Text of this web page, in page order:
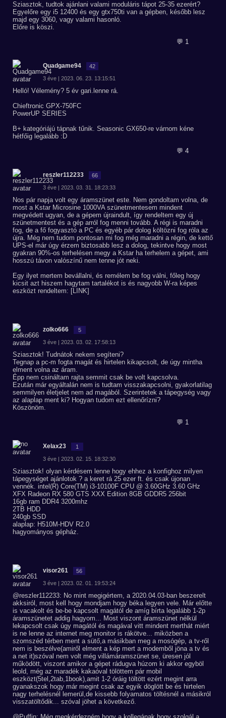
Sziasztok, tudtok ajánlani valami moduláris tápot 25-35 ezerért?
Egyelőre egy i5 12400 és egy gtx750ti van a gépben, később lesz
majd egy 3060, vagy valami hasonló.
Előre is köszi.
💬 1
Quadgame94 42
3 éve | 2023. 06. 23. 13:15:51
Helló! Vélemény? 5 év gari.lenne rá.
Chieftronic GPX-750FC
PowerUP SERIES
B+ kategóriájú tápnak tűnik. Seasonic GX650-re várnom kéne
hétfőig legalább :D
💬 4
reszler112233 66
3 éve | 2023. 03. 31. 18:23:33
Nos pár napja volt egy áramszünet este. Nem gondoltam volna, de
most a Kstar Microsine 1000VA szünetmentesem mindent
megvédett ugyan, de a gépem újraindult, így rendeltem egy új
szünetmentest és a gép arról fog menni tovább. A régi is maradni
fog, de a fő fogyasztó a PC és egyéb pár dolog költözni fog róla az
újra. Még nem tudom pontosan mi fog még maradni a régin, de kettő
UPS-el már úgy érzem biztosabb lesz a dolog, tekintve hogy most
gyakran 90%-os terhelésen megy a Kstar ha terhelem a gépet, ami
hosszú távon valószínű nem tenne jót neki.
Egy ilyet mertem bevállalni, és remélem be fog válni, főleg hogy
kicsit azt hiszem hagytam tartalékot is és nagyobb W-ra képes
eszközt rendeltem: [LINK]
zolko666 5
3 éve | 2023. 03. 02. 17:58:13
Sziasztok! Tudnátok nekem segíteni?
Tegnap a pc-m fogta magát és hirtelen kikapcsolt, de úgy mintha
elment volna az áram.
Épp nem csináltam rajta semmit csak be volt kapcsolva.
Ezután már egyáltalán nem is tudtam visszakapcsolni, gyakorlatilag
semmilyen életjelet nem ad magából. Szerintetek a tápegység vagy
az alaplap ment ki? Hogyan tudom ezt ellenőrízni?
Köszönöm.
💬 1
Xelax23 1
3 éve | 2023. 02. 15. 18:32:30
Sziasztok! olyan kérdésem lenne hogy ehhez a konfighoz milyen
tápegységet ajánlotok ? a keret rá 25 ezer ft. és csak újonan
vennék. intel(R) Core(TM) i3-10100F CPU @ 3.60GHz 3.60 GHz
XFX Radeon RX 580 GTS XXX Edition 8GB GDDR5 256bit
16gb ram DDR4 3200mhz
2TB HDD
240gb SSD
alaplap: H510M-HDV R2.0
hagyományos gépház.
visor261 56
3 éve | 2023. 02. 01. 19:53:24
@reszler112233: No mint megigértem, a 2020.04.03-ban beszerelt
akksiról, most kell hogy mondjam hogy béka legyen vele. Már előtte
is vacakolt és be-be kapcsolt magától de amíg bírta legalább 1-2p
áramszünetet addig hagyom... Most viszont áramszünet nélkül
lekapcsolt csak úgy magától és magával vitt mindent merthát miért
is ne lenne az internet meg monitor is rákötve... miközben a
szomszéd térben ment a sütő,a másikban meg a mosógép, a tv-ről
nem is beszélve(amiről elment a kép mert a modemből jöna a tv és
a net it)szóval nem volt még villámáramszünet se, üresen jól
működött, viszont amikor a gépet rádugva húzom ki akkor egyböl
leold, még az maradék kakaóval tölöttem pár mobil
eszközt(5tel,2tab,1book),amit 1-2 óráig töltött ezért megint arra
gyanakszok hogy már megint csak az egyik döglött be és hirtelen
nagy terhelésnél lemerül,de kissebb folyamatos töltésnél a másikról
visszatöltődik... szóval jöhet a következő.